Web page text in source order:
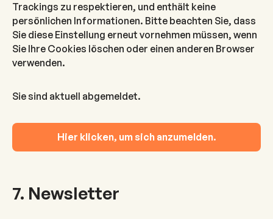
Trackings zu respektieren, und enthält keine
persönlichen Informationen. Bitte beachten Sie, dass
Sie diese Einstellung erneut vornehmen müssen, wenn
Sie Ihre Cookies löschen oder einen anderen Browser
verwenden.
Sie sind aktuell abgemeldet.
Hier klicken, um sich anzumelden.
7. Newsletter